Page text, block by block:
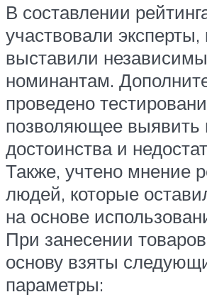
В составлении
участвовали эксперты,
выставили
номинантам.
проведено
позволяющее выявить
достоинства и
Также, учтено мнение
людей, которые
на основе
При занесении
основу взяты
параметры: